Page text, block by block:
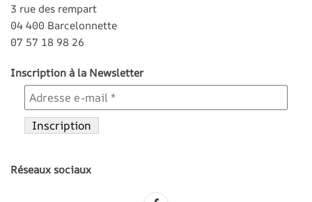
3 rue des rempart
04 400 Barcelonnette
07 57 18 98 26
Inscription à la Newsletter
Réseaux sociaux